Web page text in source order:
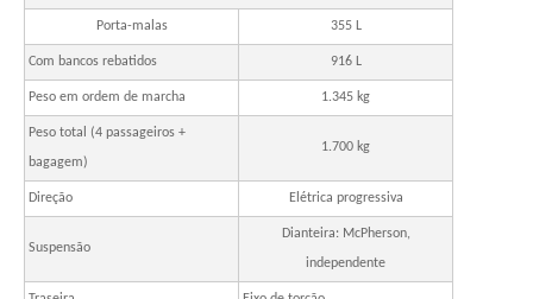
Porta-malas 355 L
Com bancos rebatidos 916 L
Peso em ordem de marcha 1.345 kg
Peso total (4 passageiros +
bagagem)
1.700 kg
Direção Elétrica progressiva
Suspensão
Dianteira: McPherson,
independente